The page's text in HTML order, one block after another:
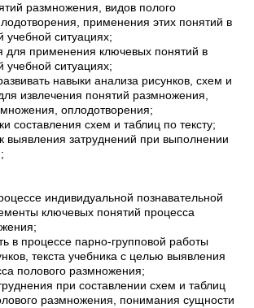
размножения, видов полого
применения этих понятий в
учебной ситуациях;
для применения ключевых понятий в
учебной ситуациях;
навыки анализа рисунков, схем и
извлечения понятий размножения,
оплодотворения;
составления схем и таблиц по тексту;
выявления затруднений при выполнении
индивидуальной познавательной
ключевых понятий процесса
в процессе парно-групповой работы
текста учебника с целью выявления
полового размножения;
при составлении схем и таблиц
размножения, понимания сущности